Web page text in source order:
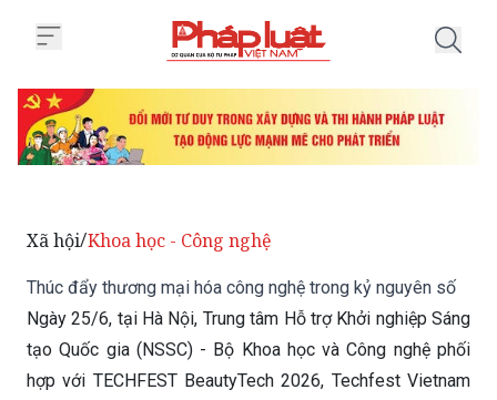
Xã hội/Khoa học - Công nghệ
Thúc đẩy thương mại hóa công nghệ trong kỷ nguyên số
Ngày 25/6, tại Hà Nội, Trung tâm Hỗ trợ Khởi nghiệp Sáng
tạo Quốc gia (NSSC) - Bộ Khoa học và Công nghệ phối
hợp với TECHFEST BeautyTech 2026, Techfest Vietnam